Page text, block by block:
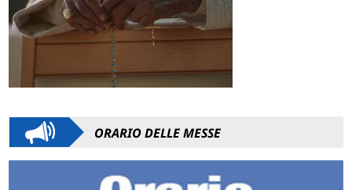
ORARIO DELLE MESSE